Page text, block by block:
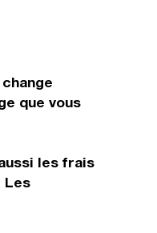
que vous
les frais
Les